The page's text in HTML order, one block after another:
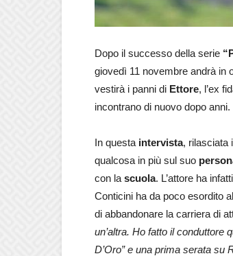
Dopo il successo della serie
giovedì 11 novembre andrà in
vestirà i panni di Ettore, l’ex
incontrano di nuovo dopo
In questa intervista, rilasciata
qualcosa in più sul suo
con la scuola. L’attore ha
Conticini ha da poco esordito
di abbandonare la carriera di
un’altra. Ho fatto il conduttore
D’Oro” e una prima serata su